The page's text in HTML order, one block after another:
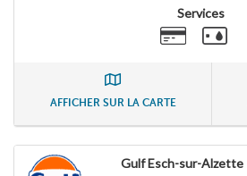
Services
AFFICHER SUR LA CARTE
Gulf Esch-sur-Alzette